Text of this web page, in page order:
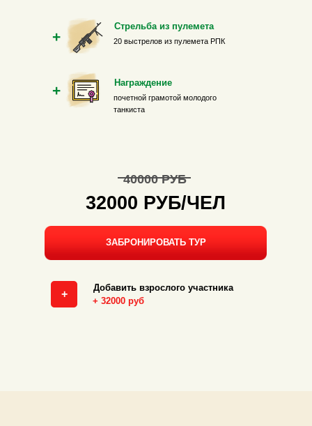
ЗАБРОНИРОВАТЬ ТУР
32000 РУБ/ЧЕЛ
+
40000 РУБ
+ 32000 руб
Добавить взрослого участника
Стрельба из пулемета
20 выстрелов из пулемета РПК
+
Награждение
почетной грамотой молодого
танкиста
+